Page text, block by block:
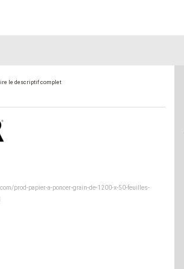
le descriptif complet
prod-papier-a-poncer-grain-de-1200-x-50-feuilles-